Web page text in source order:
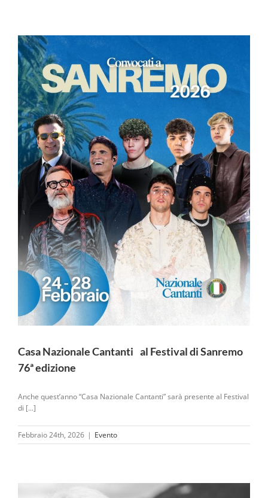
Casa Nazionale Cantanti al Festival di Sanremo
76ª edizione
Anche quest’anno “Casa Nazionale Cantanti” sarà presente al Festival
di [...]
Febbraio 24th, 2026 | Evento